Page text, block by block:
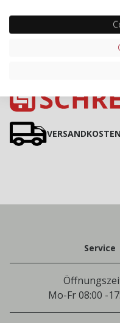
Service
Mo-Fr 08:00 -